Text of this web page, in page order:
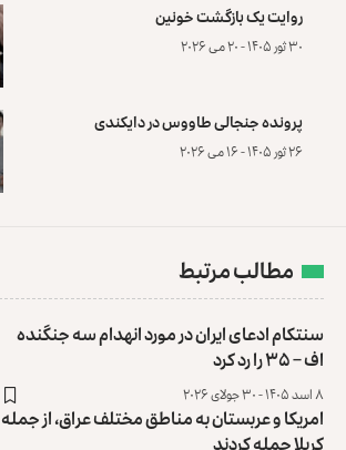
روایت یک بازگشت خونین
۳۰ ثور ۱۴۰۵ - ۲۰ می ۲۰۲۶
پرونده‌ جنجالی طاووس در دایکندی
۲۶ ثور ۱۴۰۵ - ۱۶ می ۲۰۲۶
مطالب مرتبط
سنتکام ادعای ایران در مورد انهدام سه جنگنده
اف – ۳۵ را رد کرد
۸ اسد ۱۴۰۵ - ۳۰ جولای ۲۰۲۶
امریکا و عربستان به مناطق مختلف عراق، از جمله